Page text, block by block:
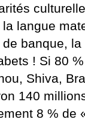
la langue
de banque,
! Si 80
Shiva,
140
8 % de